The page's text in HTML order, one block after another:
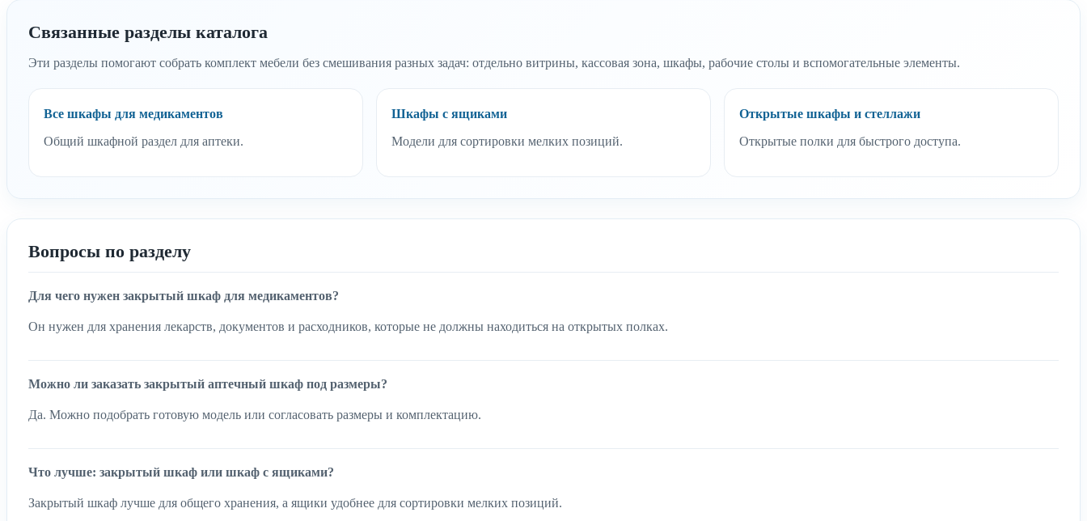
Связанные разделы каталога
Эти разделы помогают собрать комплект мебели без смешивания разных задач: отдельно витрины, кассовая зона, шкафы, рабочие столы и вспомогательные элементы.
Все шкафы для медикаментов
Общий шкафной раздел для аптеки.
Шкафы с ящиками
Модели для сортировки мелких позиций.
Открытые шкафы и стеллажи
Открытые полки для быстрого доступа.
Вопросы по разделу
Для чего нужен закрытый шкаф для медикаментов?
Он нужен для хранения лекарств, документов и расходников, которые не должны находиться на открытых полках.
Можно ли заказать закрытый аптечный шкаф под размеры?
Да. Можно подобрать готовую модель или согласовать размеры и комплектацию.
Что лучше: закрытый шкаф или шкаф с ящиками?
Закрытый шкаф лучше для общего хранения, а ящики удобнее для сортировки мелких позиций.